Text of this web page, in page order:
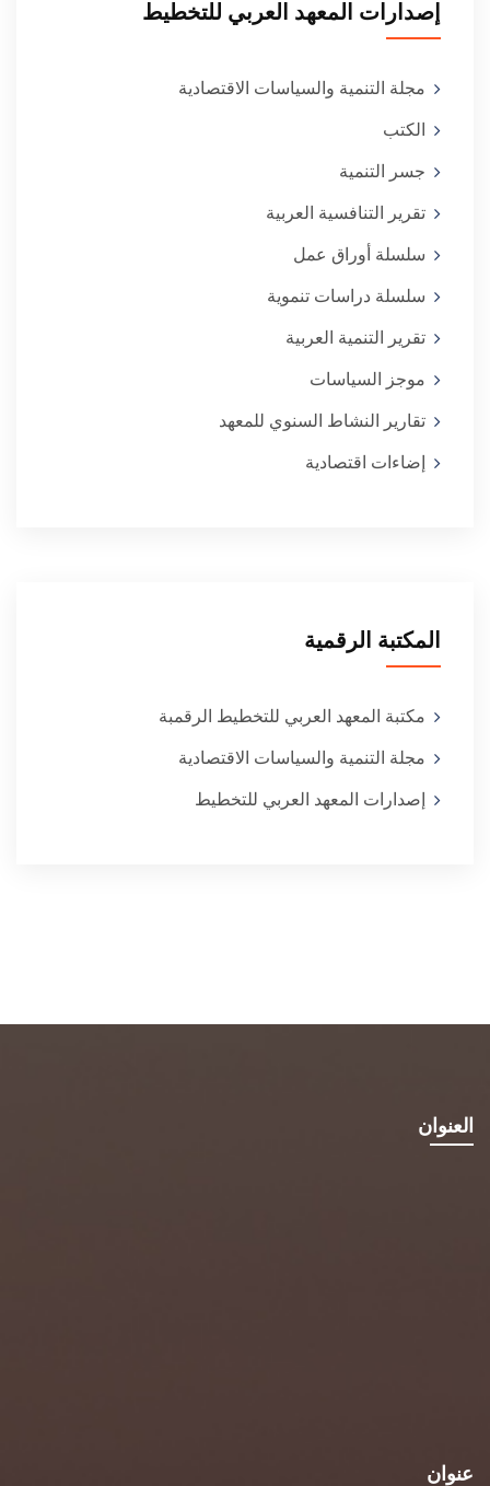
إصدارات المعهد العربي للتخطيط
مجلة التنمية والسياسات الاقتصادية
الكتب
جسر التنمية
تقرير التنافسية العربية
سلسلة أوراق عمل
سلسلة دراسات تنموية
تقرير التنمية العربية
موجز السياسات
تقارير النشاط السنوي للمعهد
إضاءات اقتصادية
المكتبة الرقمية
مكتبة المعهد العربي للتخطيط الرقمبة
مجلة التنمية والسياسات الاقتصادية
إصدارات المعهد العربي للتخطيط
العنوان
عنوان